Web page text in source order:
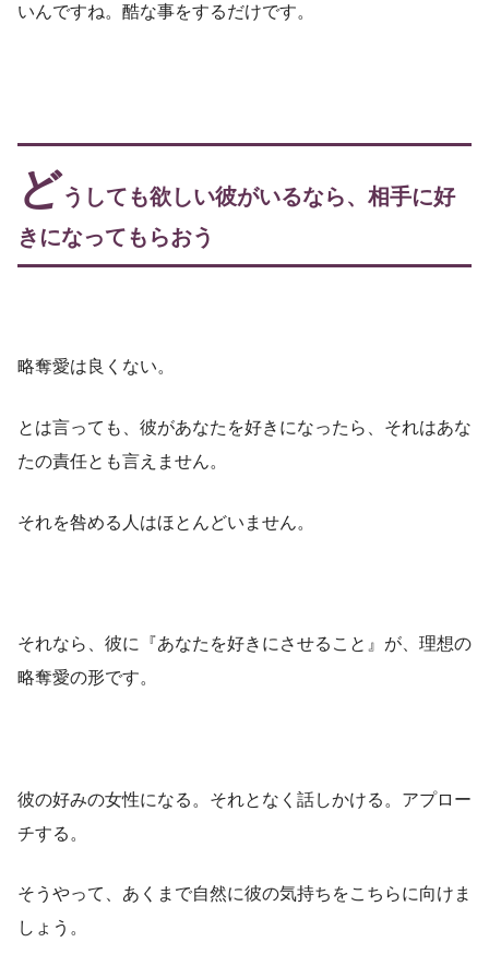
いんですね。酷な事をするだけです。
どうしても欲しい彼がいるなら、相手に好
きになってもらおう
略奪愛は良くない。
とは言っても、彼があなたを好きになったら、それはあな
たの責任とも言えません。
それを咎める人はほとんどいません。
それなら、彼に『あなたを好きにさせること』が、理想の
略奪愛の形です。
彼の好みの女性になる。それとなく話しかける。アプロー
チする。
そうやって、あくまで自然に彼の気持ちをこちらに向けま
しょう。